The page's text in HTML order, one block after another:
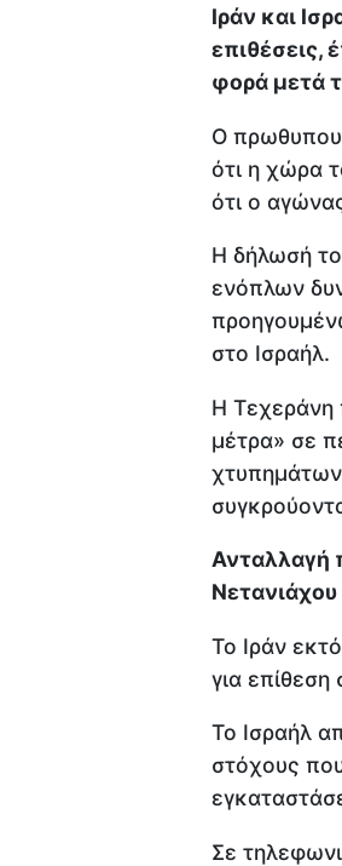
Ιράν και
επιθέσεις,
φορά μετά
Ο
ότι η χώρα
ότι ο
Η δήλωσή
ενόπλων
στο Ισραήλ.
Η Τεχεράνη
μέτρα» σε
χτυπημάτων
Ανταλλαγή
Νετανιάχου
Το Ιράν
για επίθεση
Το Ισραήλ
στόχους
Σε